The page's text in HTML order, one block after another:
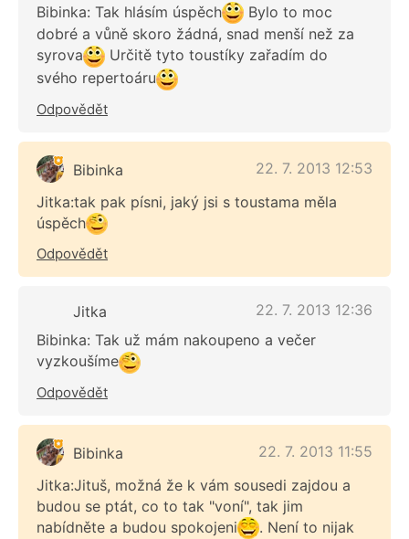
Bibinka: Tak hlásím úspěch
Bylo to moc
dobré a vůně skoro žádná, snad menší než za
syrova
Určitě tyto toustíky zařadím do
svého repertoáru
Odpovědět
Bibinka
22. 7. 2013 12:53
Jitka:tak pak písni, jaký jsi s toustama měla
úspěch
Odpovědět
Jitka
22. 7. 2013 12:36
Bibinka: Tak už mám nakoupeno a večer
vyzkoušíme
Odpovědět
Bibinka
22. 7. 2013 11:55
Jitka:Jituš, možná že k vám sousedi zajdou a
budou se ptát, co to tak "voní", tak jim
nabídněte a budou spokojeni
. Není to nijak